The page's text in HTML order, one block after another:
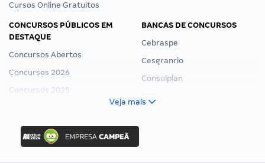
Cursos Online Gratuitos
CONCURSOS PÚBLICOS EM
DESTAQUE
Concursos Abertos
Concursos 2026
Concursos 2025
Concurso Ibama
Concurso MPU
Editais publicados
BANCAS DE CONCURSOS
Cebraspe
Cesgranrio
Consulplan
Veja mais